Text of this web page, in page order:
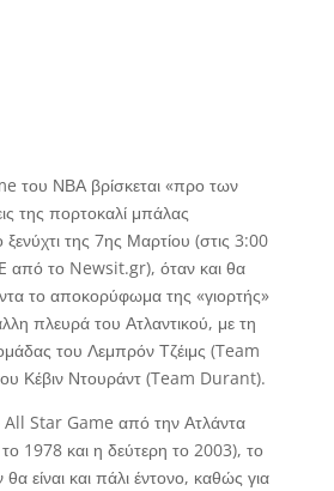
του ΝΒΑ βρίσκεται «προ των
της πορτοκαλί μπάλας
της 7ης Μαρτίου (στις 3:00
από το Newsit.gr), όταν και θα
το αποκορύφωμα της «γιορτής»
πλευρά του Ατλαντικού, με τη
του Λεμπρόν Τζέιμς (Team
Κέβιν Ντουράντ (Team Durant).
All Star Game από την Ατλάντα
1978 και η δεύτερη το 2003), το
θα είναι και πάλι έντονο, καθώς για